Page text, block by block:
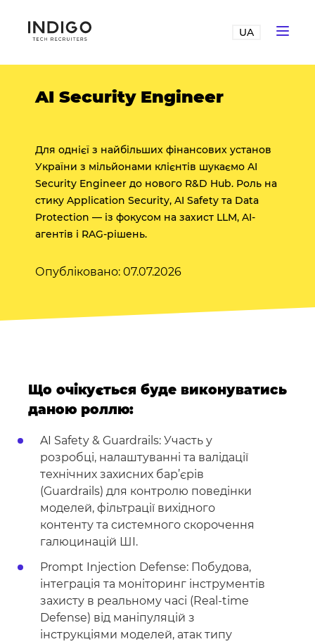
UA
AI Security Engineer
Для однієї з найбільших фінансових установ
України з мільйонами клієнтів шукаємо AI
Security Engineer до нового R&D Hub. Роль на
стику Application Security, AI Safety та Data
Protection — із фокусом на захист LLM, AI-
агентів і RAG-рішень.
Опубліковано: 07.07.2026
Що очікується буде виконуватись
даною роллю:
AI Safety & Guardrails: Участь у
розробці, налаштуванні та валідації
технічних захисних бар’єрів
(Guardrails) для контролю поведінки
моделей, фільтрації вихідного
контенту та системного скорочення
галюцинацій ШІ.
Prompt Injection Defense: Побудова,
інтеграція та моніторинг інструментів
захисту в реальному часі (Real-time
Defense) від маніпуляцій з
інструкціями моделей, атак типу